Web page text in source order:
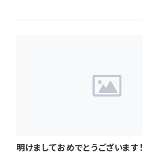
明けましておめでとうございます！